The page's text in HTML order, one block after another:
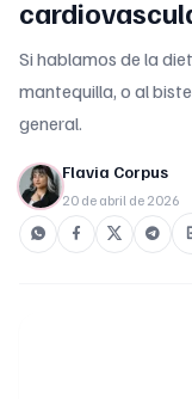
Si hablamos de la
mantequilla, o al
general.
Flavia Corpus
20 de abril de 2026